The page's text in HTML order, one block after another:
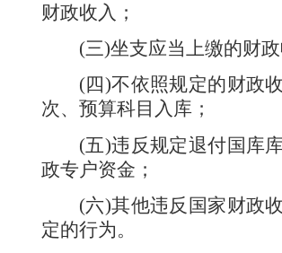
财政收入；
(三)坐支应当上缴的财政
(四)不依照规定的财政
次、预算科目入库；
(五)违反规定退付国库
政专户资金；
(六)其他违反国家财政
定的行为。